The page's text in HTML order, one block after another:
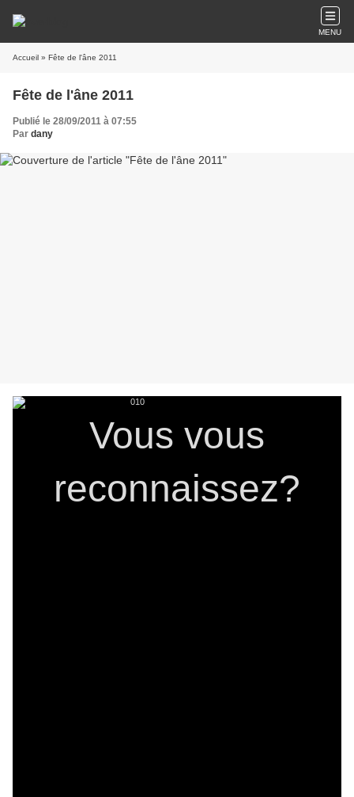
MENU
Accueil » Fête de l'âne 2011
Fête de l'âne 2011
Publié le 28/09/2011 à 07:55
Par dany
Vous vous
reconnaissez?